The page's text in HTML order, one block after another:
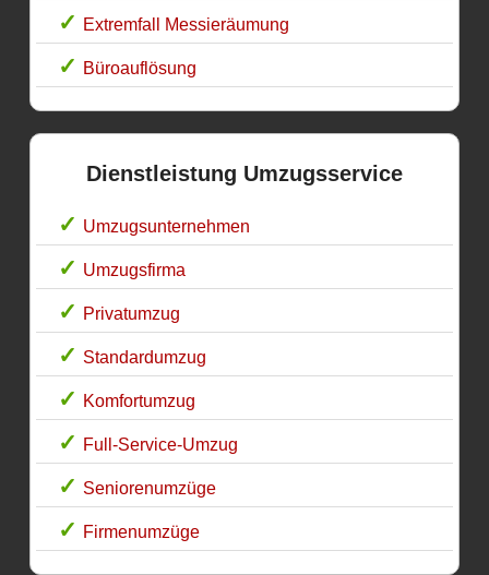
Extremfall Messieräumung
Büroauflösung
Dienstleistung Umzugsservice
Umzugsunternehmen
Umzugsfirma
Privatumzug
Standardumzug
Komfortumzug
Full-Service-Umzug
Seniorenumzüge
Firmenumzüge